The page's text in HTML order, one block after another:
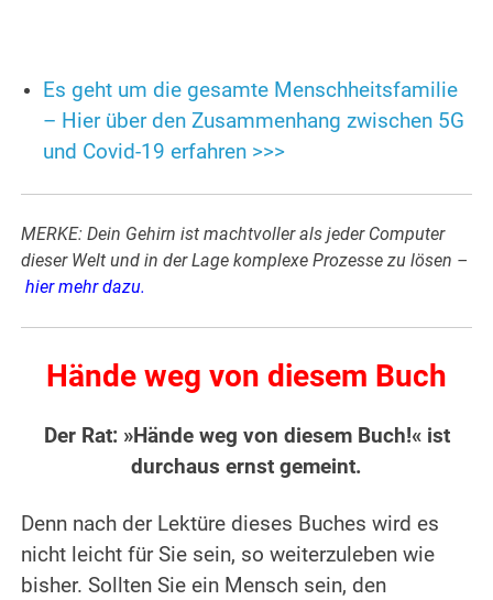
Es geht um die gesamte Menschheitsfamilie
– Hier über den Zusammenhang zwischen 5G
und Covid-19 erfahren >>>
MERKE: Dein Gehirn ist machtvoller als jeder Computer
dieser Welt und in der Lage komplexe Prozesse zu lösen –
hier mehr dazu.
Hände weg von diesem Buch
Der Rat: »Hände weg von diesem Buch!« ist
durchaus ernst gemeint.
Denn nach der Lektüre dieses Buches wird es
nicht leicht für Sie sein, so weiterzuleben wie
bisher. Sollten Sie ein Mensch sein, den